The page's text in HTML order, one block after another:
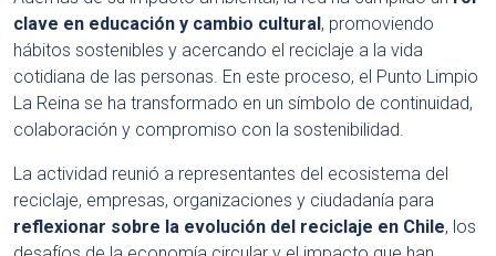
clave en educación y cambio cultural, promoviendo
hábitos sostenibles y acercando el reciclaje a la vida
cotidiana de las personas. En este proceso, el Punto Limpio
La Reina se ha transformado en un símbolo de continuidad,
colaboración y compromiso con la sostenibilidad.
La actividad reunió a representantes del ecosistema del
reciclaje, empresas, organizaciones y ciudadanía para
reflexionar sobre la evolución del reciclaje en Chile, los